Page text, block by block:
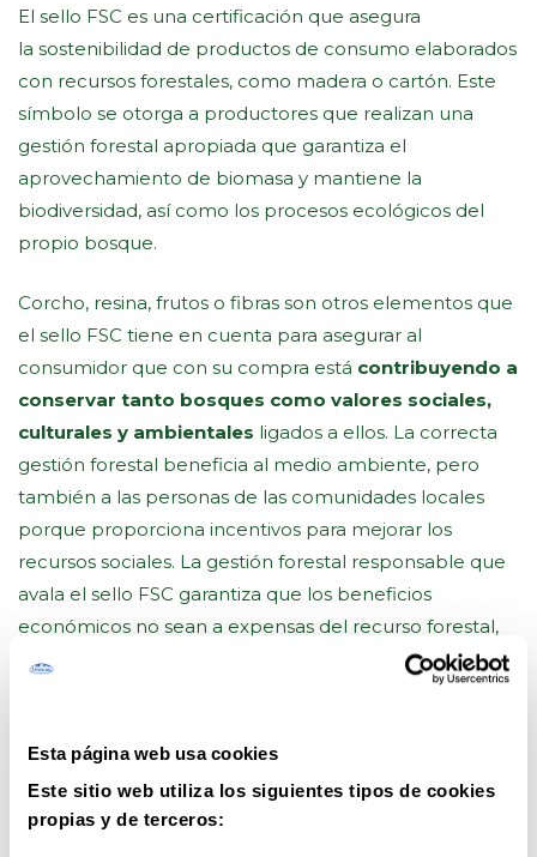
Esta página web usa cookies
Este sitio web utiliza los siguientes tipos de cookies
propias y de terceros:
El sello FSC es una certificación que asegura
la sostenibilidad de productos de consumo elaborados
con recursos forestales, como madera o cartón. Este
símbolo se otorga a productores que realizan una
gestión forestal apropiada que garantiza el
aprovechamiento de biomasa y mantiene la
biodiversidad, así como los procesos ecológicos del
propio bosque.
Corcho, resina, frutos o fibras son otros elementos que
el sello FSC tiene en cuenta para asegurar al
consumidor que con su compra está contribuyendo a
conservar tanto bosques como valores sociales,
culturales y ambientales ligados a ellos. La correcta
gestión forestal beneficia al medio ambiente, pero
también a las personas de las comunidades locales
porque proporciona incentivos para mejorar los
recursos sociales. La gestión forestal responsable que
avala el sello FSC garantiza que los beneficios
económicos no sean a expensas del recurso forestal,
del ecosistema o la población afectada.
frenar prácticas ilegales. En el mercado actual
marcas cuyos productos proceden de talas
insostenibles o no permitidas